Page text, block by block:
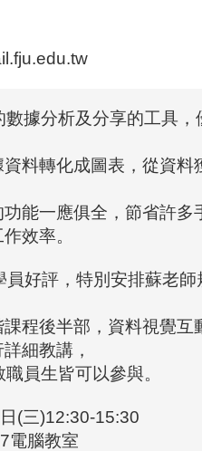
據分析及分享的工具
料轉化成圖表，從資料
能一應俱全，節省許多
效率。
員好評，特別安排蘇老
程後半部，資料視覺互
細教講，
員生皆可以參與。
(三)12:30-15:30
電腦教室